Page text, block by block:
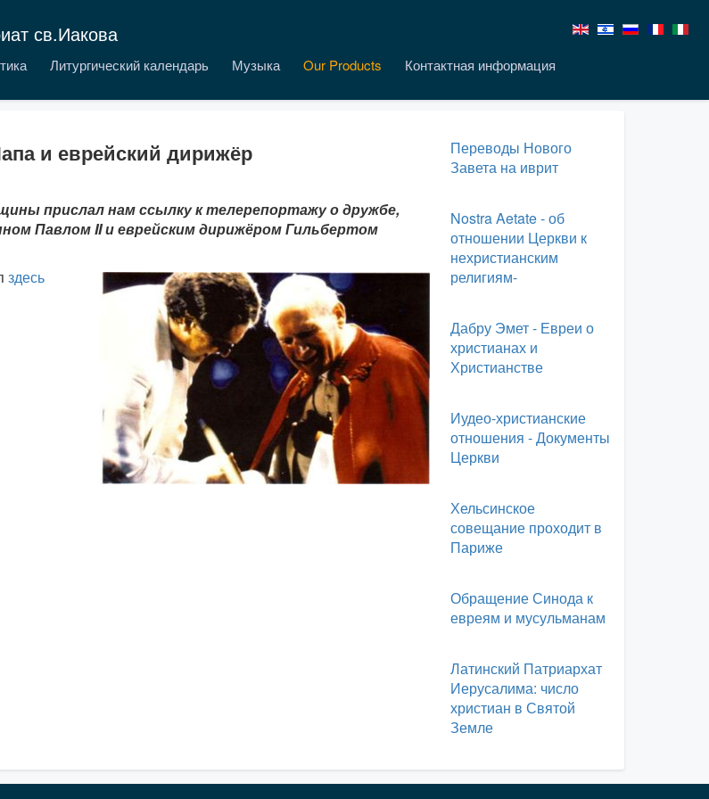
св.Иакова
Литургический календарь Музыка Our Products Контактная информация
и еврейский дирижёр
прислал нам ссылку к телерепортажу о дружбе,
Павлом II и еврейским дирижёром Гильбертом
здесь
Переводы Нового
Завета на иврит
Nostra Aetate - об
отношении Церкви к
нехристианским
религиям-
Дабру Эмет - Евреи о
христианах и
Христианстве
Иудео-христианские
отношения - Документы
Церкви
Хельсинское
совещание проходит в
Париже
Обращение Синода к
евреям и мусульманам
Латинский Патриархат
Иерусалима: число
христиан в Святой
Земле